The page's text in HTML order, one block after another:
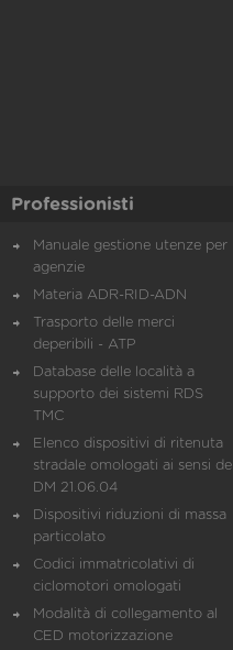
Professionisti
Manuale gestione utenze per
agenzie
Materia ADR-RID-ADN
Trasporto delle merci
deperibili - ATP
Database delle località a
supporto dei sistemi RDS
TMC
Elenco dispositivi di ritenuta
stradale omologati ai sensi del
DM 21.06.04
Dispositivi riduzioni di massa
particolato
Codici immatricolativi di
ciclomotori omologati
Modalità di collegamento al
CED motorizzazione